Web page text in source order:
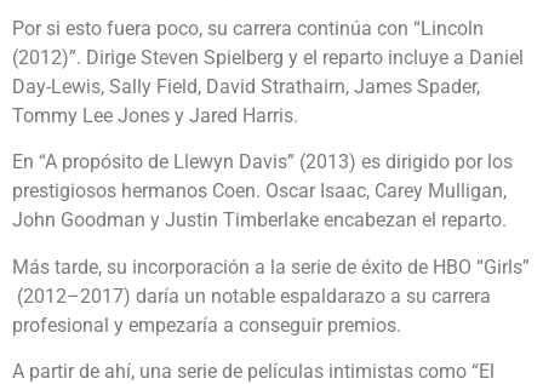
Por si esto fuera poco, su carrera continúa con “Lincoln
(2012)”. Dirige Steven Spielberg y el reparto incluye a Daniel
Day-Lewis, Sally Field, David Strathairn, James Spader,
Tommy Lee Jones y Jared Harris.
En “A propósito de Llewyn Davis” (2013) es dirigido por los
prestigiosos hermanos Coen. Oscar Isaac, Carey Mulligan,
John Goodman y Justin Timberlake encabezan el reparto.
Más tarde, su incorporación a la serie de éxito de HBO “Girls”
(2012–2017) daría un notable espaldarazo a su carrera
profesional y empezaría a conseguir premios.
A partir de ahí, una serie de películas intimistas como “El